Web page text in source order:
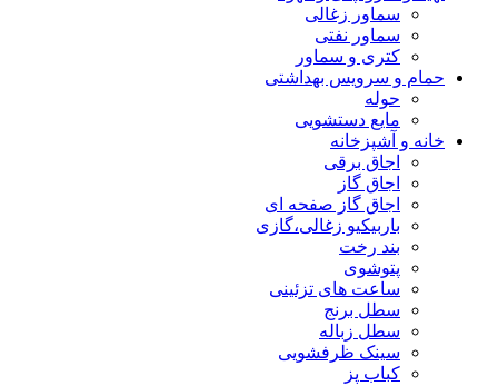
سماور زغالی
سماور نفتی
کتری و سماور
حمام و سرویس بهداشتی
حوله
مایع دستشویی
خانه و آشپزخانه
اجاق برقی
اجاق گاز
اجاق گاز صفحه ای
باربیکیو زغالی،گازی
بند رخت
پتوشوی
ساعت های تزئینی
سطل برنج
سطل زباله
سینک ظرفشویی
کباب پز